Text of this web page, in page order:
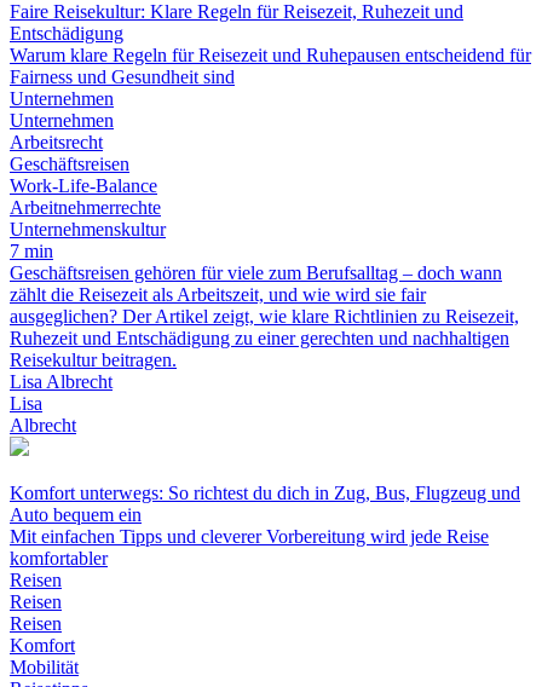
Faire Reisekultur: Klare Regeln für Reisezeit, Ruhezeit und
Entschädigung
Warum klare Regeln für Reisezeit und Ruhepausen entscheidend für
Fairness und Gesundheit sind
Unternehmen
Unternehmen
Arbeitsrecht
Geschäftsreisen
Work-Life-Balance
Arbeitnehmerrechte
Unternehmenskultur
7 min
Geschäftsreisen gehören für viele zum Berufsalltag – doch wann
zählt die Reisezeit als Arbeitszeit, und wie wird sie fair
ausgeglichen? Der Artikel zeigt, wie klare Richtlinien zu Reisezeit,
Ruhezeit und Entschädigung zu einer gerechten und nachhaltigen
Reisekultur beitragen.
Lisa Albrecht
Lisa
Albrecht
Komfort unterwegs: So richtest du dich in Zug, Bus, Flugzeug und
Auto bequem ein
Mit einfachen Tipps und cleverer Vorbereitung wird jede Reise
komfortabler
Reisen
Reisen
Reisen
Komfort
Mobilität